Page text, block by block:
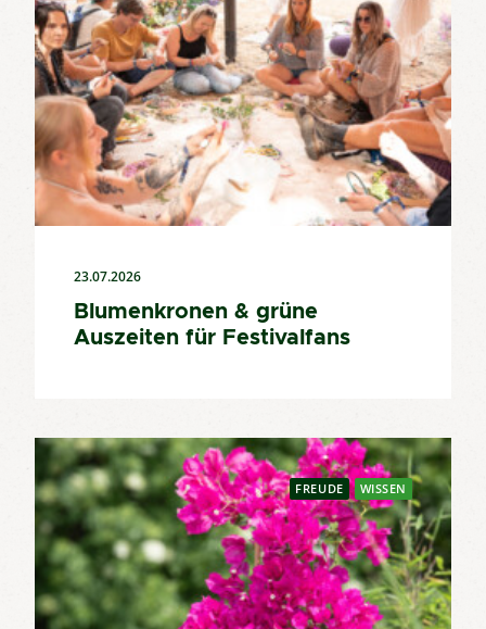
23.07.2026
Blumenkronen & grüne
Auszeiten für Festivalfans
FREUDE WISSEN